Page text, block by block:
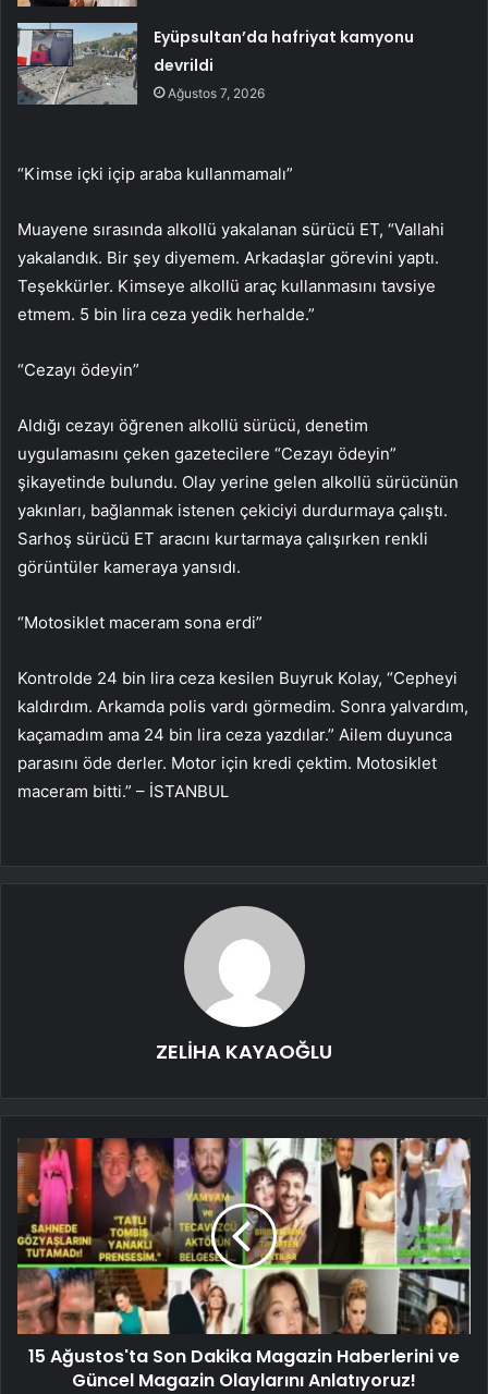
Eyüpsultan’da hafriyat kamyonu
devrildi
Ağustos 7, 2026
“Kimse içki içip araba kullanmamalı”
Muayene sırasında alkollü yakalanan sürücü ET, “Vallahi
yakalandık. Bir şey diyemem. Arkadaşlar görevini yaptı.
Teşekkürler. Kimseye alkollü araç kullanmasını tavsiye
etmem. 5 bin lira ceza yedik herhalde.”
“Cezayı ödeyin”
Aldığı cezayı öğrenen alkollü sürücü, denetim
uygulamasını çeken gazetecilere “Cezayı ödeyin”
şikayetinde bulundu. Olay yerine gelen alkollü sürücünün
yakınları, bağlanmak istenen çekiciyi durdurmaya çalıştı.
Sarhoş sürücü ET aracını kurtarmaya çalışırken renkli
görüntüler kameraya yansıdı.
“Motosiklet maceram sona erdi”
Kontrolde 24 bin lira ceza kesilen Buyruk Kolay, “Cepheyi
kaldırdım. Arkamda polis vardı görmedim. Sonra yalvardım,
kaçamadım ama 24 bin lira ceza yazdılar.” Ailem duyunca
parasını öde derler. Motor için kredi çektim. Motosiklet
maceram bitti.” – İSTANBUL
ZELİHA KAYAOĞLU
15 Ağustos'ta Son Dakika Magazin Haberlerini ve
Güncel Magazin Olaylarını Anlatıyoruz!